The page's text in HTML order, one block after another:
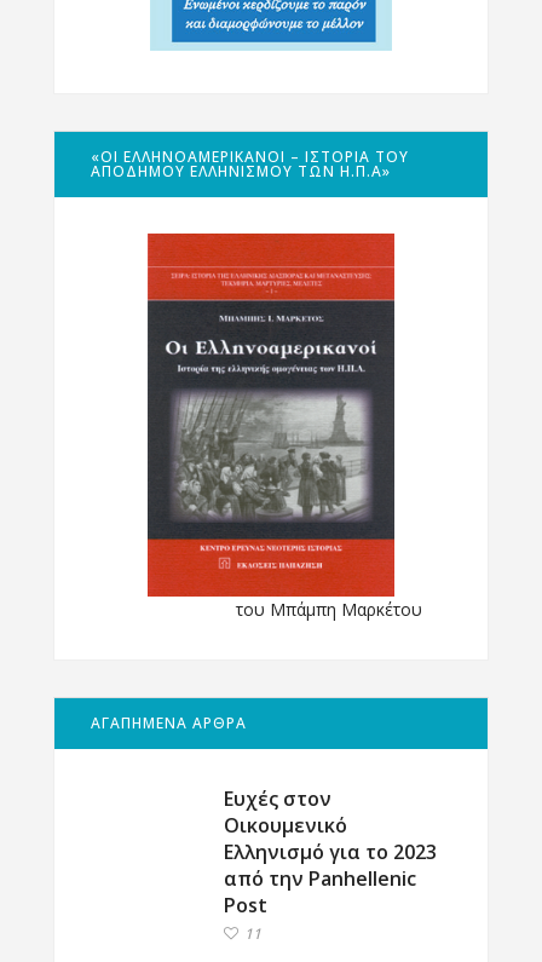
«ΟΙ ΕΛΛΗΝΟΑΜΕΡΙΚΑΝΟΊ – ΙΣΤΟΡΊΑ ΤΟΥ
ΑΠΌΔΗΜΟΥ ΕΛΛΗΝΙΣΜΟΎ ΤΩΝ Η.Π.Α»
του Μπάμπη Μαρκέτου
ΑΓΑΠΗΜΕΝΑ ΑΡΘΡΑ
Ευχές στον
Οικουμενικό
Ελληνισμό για το 2023
από την Panhellenic
Post
11